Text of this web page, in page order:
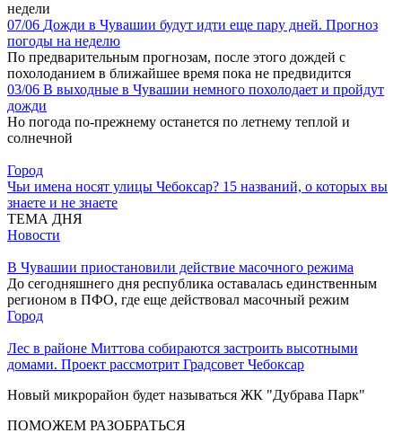
недели
07/06 Дожди в Чувашии будут идти еще пару дней. Прогноз
погоды на неделю
По предварительным прогнозам, после этого дождей с
похолоданием в ближайшее время пока не предвидится
03/06 В выходные в Чувашии немного похолодает и пройдут
дожди
Но погода по-прежнему останется по летнему теплой и
солнечной
Город
Чьи имена носят улицы Чебоксар? 15 названий, о которых вы
знаете и не знаете
ТЕМА ДНЯ
Новости
В Чувашии приостановили действие масочного режима
До сегодняшнего дня республика оставалась единственным
регионом в ПФО, где еще действовал масочный режим
Город
Лес в районе Миттова собираются застроить высотными
домами. Проект рассмотрит Градсовет Чебоксар
Новый микрорайон будет называться ЖК "Дубрава Парк"
ПОМОЖЕМ РАЗОБРАТЬСЯ